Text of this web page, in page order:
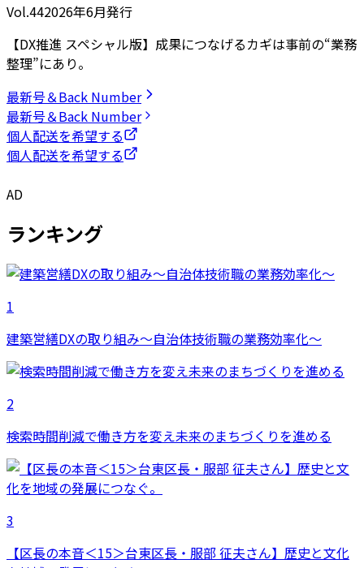
Vol.442026年6月発行
【DX推進 スペシャル版】成果につなげるカギは事前の“業務
整理”にあり。
最新号＆Back Number
最新号＆Back Number
個人配送を希望する
個人配送を希望する
AD
ランキング
1
建築営繕DXの取り組み～自治体技術職の業務効率化～
2
検索時間削減で働き方を変え未来のまちづくりを進める
3
【区長の本音＜15＞台東区長・服部 征夫さん】歴史と文化